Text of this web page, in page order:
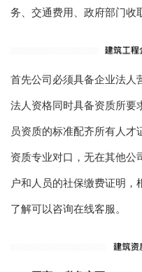
务、交通费用、政府部门收
首先公司必须具备企业法人
法人资格同时具备资质所要
员资质的标准配齐所有人
资质专业对口，无在其他公
户和人员的社保缴费证明，
了解可以咨询在线客服。